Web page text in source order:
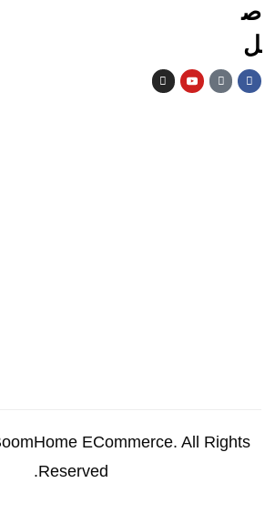
ص
ل
ECommerce. All Rights
Reserved.